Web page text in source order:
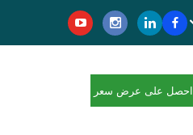
احصل على عرض سعر